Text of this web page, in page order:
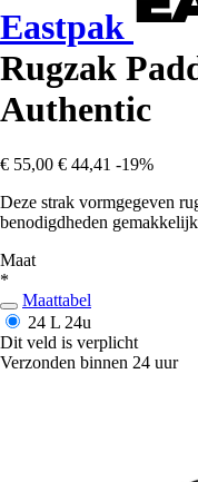
Eastpak
Rugzak
Authentic
€ 55,00 € 44,41 -19%
Deze strak vormgegeven
benodigdheden
Maat
*
Maattabel
24 L 24u
Dit veld is verplicht
Verzonden binnen 24 uur